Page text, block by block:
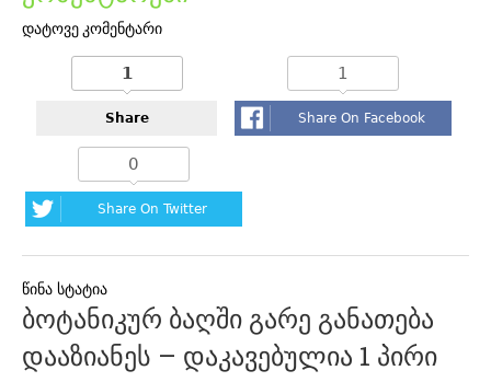
დატოვე კომენტარი
1
Share
1
Share On Facebook
0
Share On Twitter
პოსტის
ნავიგაცია
ბოტანიკურ ბაღში გარე განათება
დააზიანეს – დაკავებულია 1 პირი